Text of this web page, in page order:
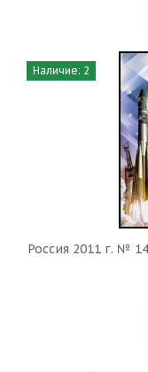
Наличие: 2
Россия 2011 г. №